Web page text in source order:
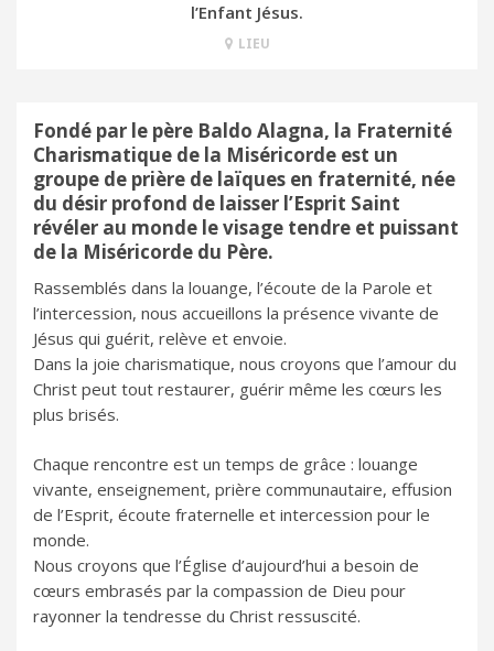
l’Enfant Jésus.
LIEU
Fondé par le père Baldo Alagna, la Fraternité
Charismatique de la Miséricorde est un
groupe de prière de laïques en fraternité, née
du désir profond de laisser l’Esprit Saint
révéler au monde le visage tendre et puissant
de la Miséricorde du Père.
Rassemblés dans la louange, l’écoute de la Parole et
l’intercession, nous accueillons la présence vivante de
Jésus qui guérit, relève et envoie.
Dans la joie charismatique, nous croyons que l’amour du
Christ peut tout restaurer, guérir même les cœurs les
plus brisés.
Chaque rencontre est un temps de grâce : louange
vivante, enseignement, prière communautaire, effusion
de l’Esprit, écoute fraternelle et intercession pour le
monde.
Nous croyons que l’Église d’aujourd’hui a besoin de
cœurs embrasés par la compassion de Dieu pour
rayonner la tendresse du Christ ressuscité.